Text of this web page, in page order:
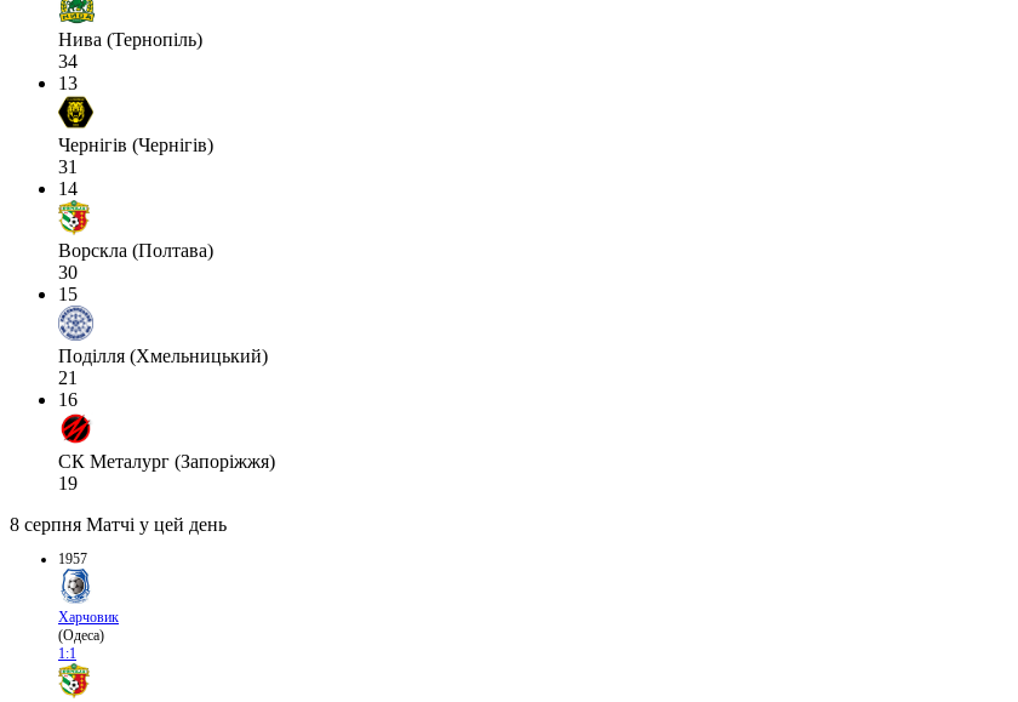
Нива (Тернопіль)
34
13
Чернігів (Чернігів)
31
14
Ворскла (Полтава)
30
15
Поділля (Хмельницький)
21
16
СК Металург (Запоріжжя)
19
8 серпня Матчі у цей день
1957
Харчовик
(Одеса)
1:1